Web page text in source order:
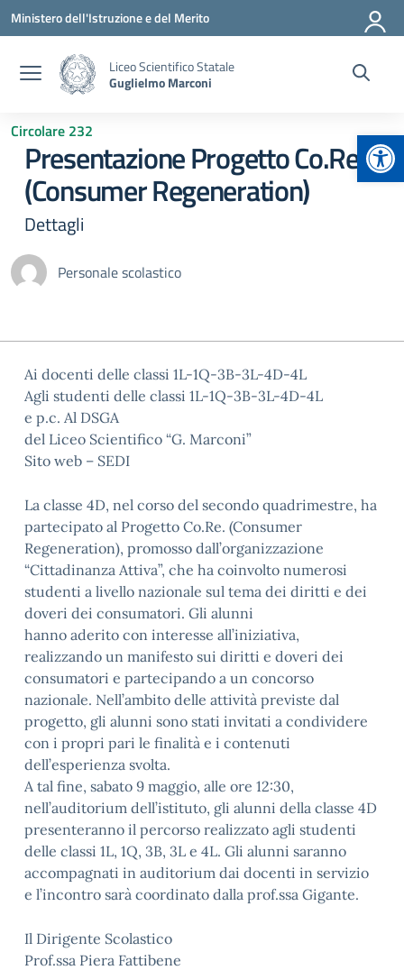
Vai ai contenuti
Vai al menu di navigazione
Vai al footer
Ministero dell'Istruzione e del Merito
Liceo Scientifico Statale
Guglielmo Marconi
Circolare 232
Presentazione Progetto Co.Re.
(Consumer Regeneration)
Dettagli
Personale scolastico
Ai docenti delle classi 1L-1Q-3B-3L-4D-4L
Agli studenti delle classi 1L-1Q-3B-3L-4D-4L
e p.c. Al DSGA
del Liceo Scientifico “G. Marconi”
Sito web – SEDI
La classe 4D, nel corso del secondo quadrimestre, ha
partecipato al Progetto Co.Re. (Consumer
Regeneration), promosso dall’organizzazione
“Cittadinanza Attiva”, che ha coinvolto numerosi
studenti a livello nazionale sul tema dei diritti e dei
doveri dei consumatori. Gli alunni
hanno aderito con interesse all’iniziativa,
realizzando un manifesto sui diritti e doveri dei
consumatori e partecipando a un concorso
nazionale. Nell’ambito delle attività previste dal
progetto, gli alunni sono stati invitati a condividere
con i propri pari le finalità e i contenuti
dell’esperienza svolta.
A tal fine, sabato 9 maggio, alle ore 12:30,
nell’auditorium dell’istituto, gli alunni della classe 4D
presenteranno il percorso realizzato agli studenti
delle classi 1L, 1Q, 3B, 3L e 4L. Gli alunni saranno
accompagnati in auditorium dai docenti in servizio
e l’incontro sarà coordinato dalla prof.ssa Gigante.
Il Dirigente Scolastico
Prof.ssa Piera Fattibene